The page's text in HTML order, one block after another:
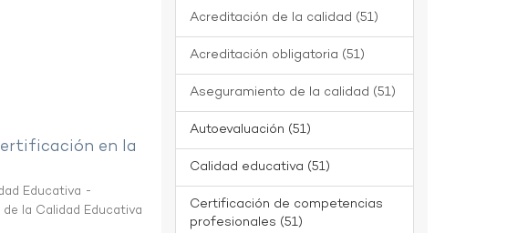
en la
Educativa -
la Calidad Educativa
Acreditación de la calidad (51)
Acreditación obligatoria (51)
Aseguramiento de la calidad (51)
Autoevaluación (51)
Calidad educativa (51)
Certificación de competencias
profesionales (51)